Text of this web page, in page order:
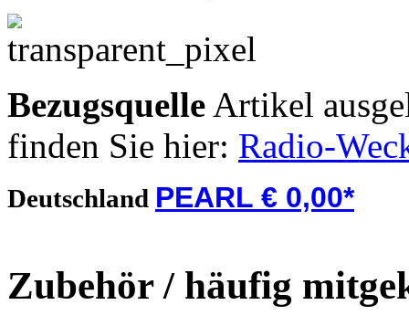
Bezugsquelle Artikel
finden Sie hier: Radio-
Deutschland PEARL € 0,00*
Zubehör / häufig